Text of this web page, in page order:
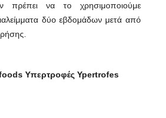
πρέπει να το χρησιμοποιούμε
δύο εβδομάδων μετά από
Υπερτροφές Ypertrofes